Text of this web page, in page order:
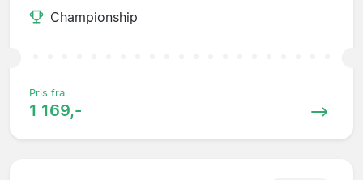
Championship
Pris fra
1 169,-